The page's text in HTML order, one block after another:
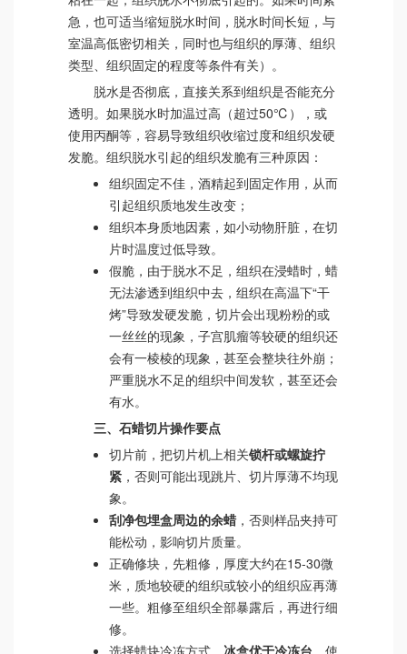
急，也可适当缩短脱水时间，脱水时间长短，与
室温高低密切相关，同时也与组织的厚薄、组织
类型、组织固定的程度等条件有关）。
脱水是否彻底，直接关系到组织是否能充分
透明。如果脱水时加温过高（超过50℃），或
使用丙酮等，容易导致组织收缩过度和组织发硬
发脆。组织脱水引起的组织发脆有三种原因：
组织固定不佳，酒精起到固定作用，从而
引起组织质地发生改变；
组织本身质地因素，如小动物肝脏，在切
片时温度过低导致。
假脆，由于脱水不足，组织在浸蜡时，蜡
无法渗透到组织中去，组织在高温下“干
烤”导致发硬发脆，切片会出现粉粉的或
一丝丝的现象，子宫肌瘤等较硬的组织还
会有一棱棱的现象，甚至会整块往外崩；
严重脱水不足的组织中间发软，甚至还会
有水。
三、石蜡切片操作要点
切片前，把切片机上相关锁杆或螺旋拧
紧 ，否则可能出现跳片、切片厚薄不均现
象。
刮净包埋盒周边的余蜡，否则样品夹持可
能松动，影响切片质量。
正确修块，先粗修，厚度大约在15-30微
米，质地较硬的组织或较小的组织应再薄
一些。粗修至组织全部暴露后，再进行细
修。
选择蜡块冷冻方式， 冰盒优于冷冻台 。使